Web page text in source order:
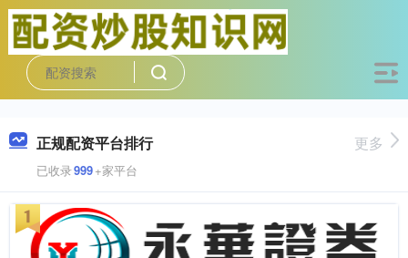
正规配资平台排行
已收录999+家平台
更多